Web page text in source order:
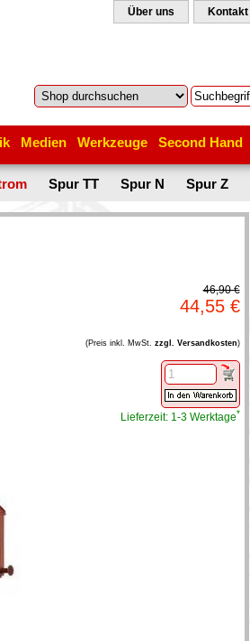
Über uns Kontakt
Medien Werkzeuge Second Hand
Spur TT Spur N Spur Z
46,90 €
44,55 €
(Preis inkl. MwSt. zzgl. Versandkosten)
Lieferzeit: 1-3 Werktage*